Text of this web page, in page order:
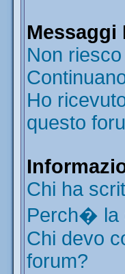
Messaggi
Non
Ho
questo
Chi ha
Perch� la
Chi devo
forum?